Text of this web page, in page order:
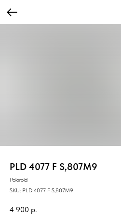
PLD 4077 F S,807M9
Polaroid
SKU: PLD 4077 F S,807M9
4 900 р.